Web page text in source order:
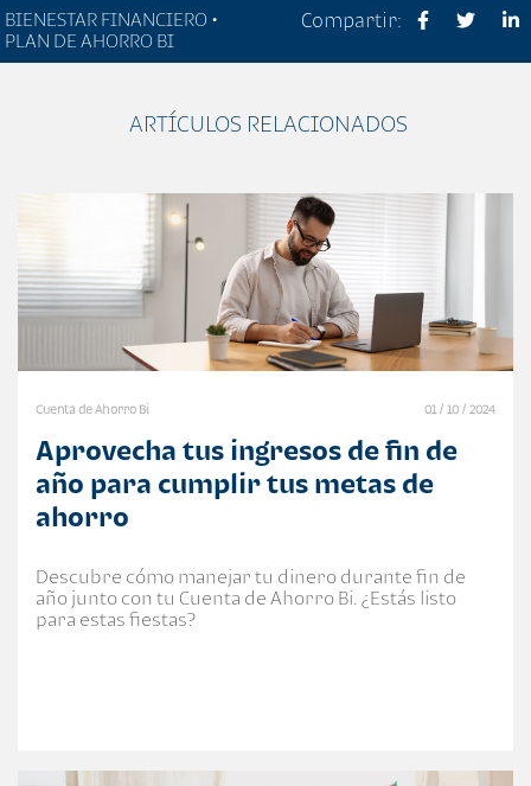
BIENESTAR FINANCIERO •
PLAN DE AHORRO BI
Compartir:
ARTÍCULOS RELACIONADOS
Cuenta de Ahorro Bi 01 / 10 / 2024
Aprovecha tus ingresos de fin de
año para cumplir tus metas de
ahorro
Descubre cómo manejar tu dinero durante fin de
año junto con tu Cuenta de Ahorro Bi. ¿Estás listo
para estas fiestas?